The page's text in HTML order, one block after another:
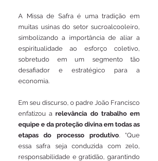
A Missa de Safra é uma tradição em
muitas usinas do setor sucroalcooleiro,
simbolizando a importância de aliar a
espiritualidade ao esforço coletivo,
sobretudo em um segmento tão
desafiador e estratégico para a
economia.
Em seu discurso, o padre João Francisco
enfatizou a relevância do trabalho em
equipe e da proteção divina em todas as
etapas do processo produtivo. “Que
essa safra seja conduzida com zelo,
responsabilidade e gratidão, garantindo